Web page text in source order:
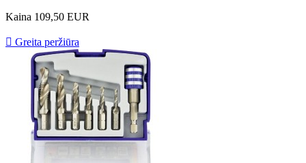
Kaina 109,50 EUR
 Greita peržiūra